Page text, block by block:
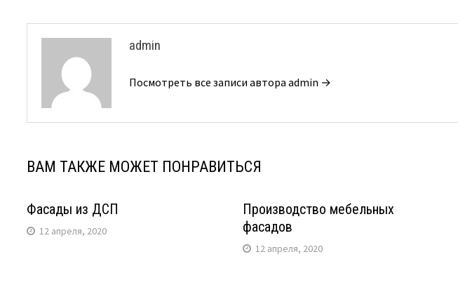
admin
Посмотреть все записи автора admin →
ВАМ ТАКЖЕ МОЖЕТ ПОНРАВИТЬСЯ
Фасады из ДСП
12 апреля, 2020
Производство мебельных
фасадов
12 апреля, 2020